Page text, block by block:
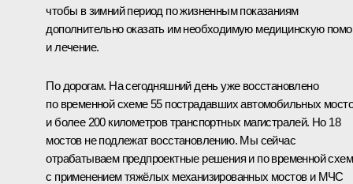
чтобы в зимний период по жизненным показаниям
дополнительно оказать им необходимую медицинскую
и лечение.
По дорогам. На сегодняшний день уже восстановлено
по временной схеме 55 пострадавших автомобильных
и более 200 километров транспортных магистралей. Но 18
мостов не подлежат восстановлению. Мы сейчас
отрабатываем предпроектные решения и по временной
с применением тяжёлых механизированных мостов и МЧС